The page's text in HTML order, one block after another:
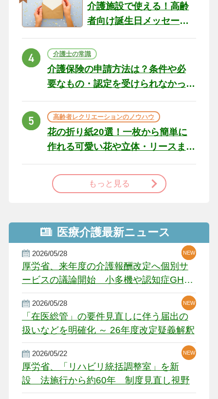
介護施設で使える！高齢
者向け誕生日メッセージ
ト
介護士の常識
介護保険の申請方法は？条件や必
要なもの・認定を受けられなかっ
高齢者レクリエーションのノウハウ
花の折り紙20選！一枚から簡単に
作れる可愛い花や立体・リースま
もっと見る
医療介護最新ニュース
2026/05/28
厚労省、来年度の介護報酬改定へ個別サ
ービスの議論開始 小多機や認知症GH、
厳しい経営環境に危機感
NEW
NEW
NEW
2026/05/28
「在医総管」の要件見直しに伴う届出の
扱いなどを明確化 ～ 26年度改定疑義解釈
NEW
NEW
2026/05/22
厚労省、「リハビリ統括調整室」を新
設 法施行から約60年 制度見直し視野
NEW